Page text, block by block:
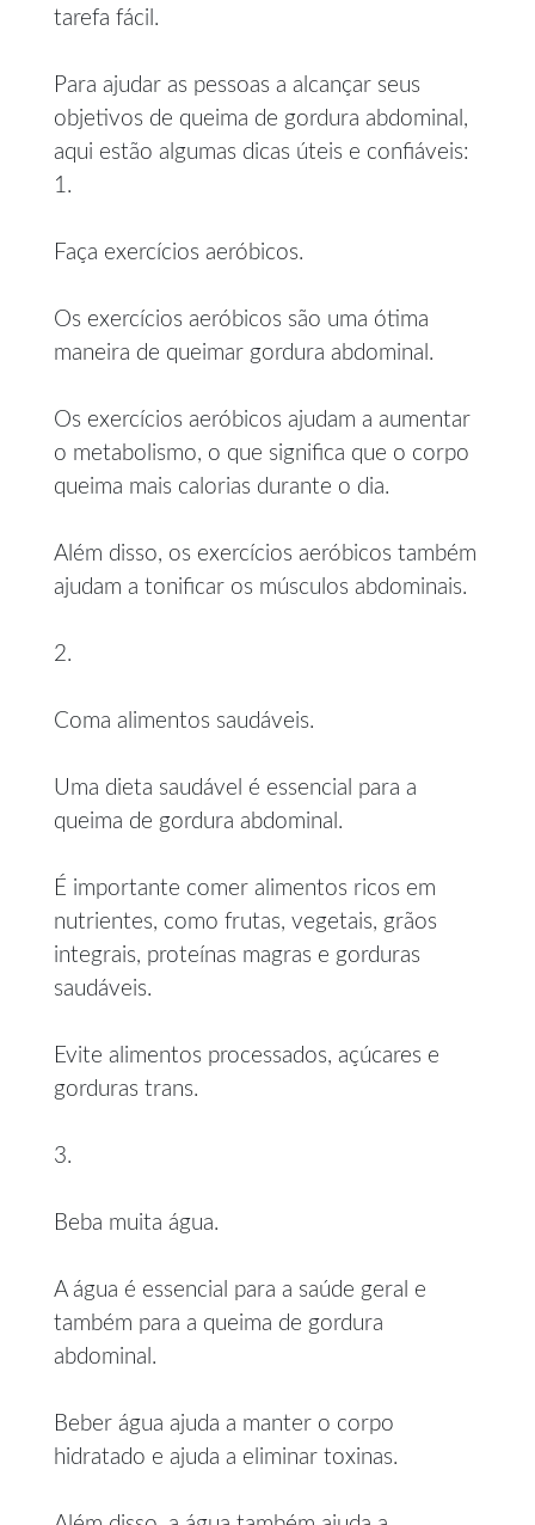
tarefa fácil.
Para ajudar as pessoas a alcançar seus
objetivos de queima de gordura abdominal,
aqui estão algumas dicas úteis e confiáveis:
1.
Faça exercícios aeróbicos.
Os exercícios aeróbicos são uma ótima
maneira de queimar gordura abdominal.
Os exercícios aeróbicos ajudam a aumentar
o metabolismo, o que significa que o corpo
queima mais calorias durante o dia.
Além disso, os exercícios aeróbicos também
ajudam a tonificar os músculos abdominais.
2.
Coma alimentos saudáveis.
Uma dieta saudável é essencial para a
queima de gordura abdominal.
É importante comer alimentos ricos em
nutrientes, como frutas, vegetais, grãos
integrais, proteínas magras e gorduras
saudáveis.
Evite alimentos processados, açúcares e
gorduras trans.
3.
Beba muita água.
A água é essencial para a saúde geral e
também para a queima de gordura
abdominal.
Beber água ajuda a manter o corpo
hidratado e ajuda a eliminar toxinas.